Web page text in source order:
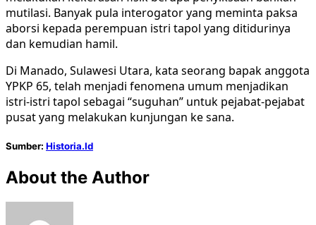
mutilasi. Banyak pula interogator yang meminta paksa
aborsi kepada perempuan istri tapol yang ditidurinya
dan kemudian hamil.
Di Manado, Sulawesi Utara, kata seorang bapak anggota
YPKP 65, telah menjadi fenomena umum menjadikan
istri-istri tapol sebagai “suguhan” untuk pejabat-pejabat
pusat yang melakukan kunjungan ke sana.
Sumber: Historia.Id
About the Author